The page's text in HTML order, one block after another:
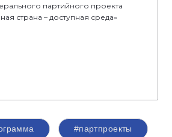
партийного проекта
страна – доступная среда»
#партпроекты